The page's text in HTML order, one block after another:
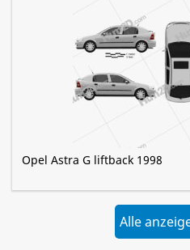
Opel Astra G liftback 1998
Alle